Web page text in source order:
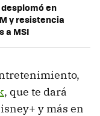
en
y resistencia
a MSI
, que te dará
y más en